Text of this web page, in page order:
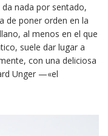
nada por sentado,
de poner orden en la
al menos en el que
suele dar lugar a
con una deliciosa
Unger —«el